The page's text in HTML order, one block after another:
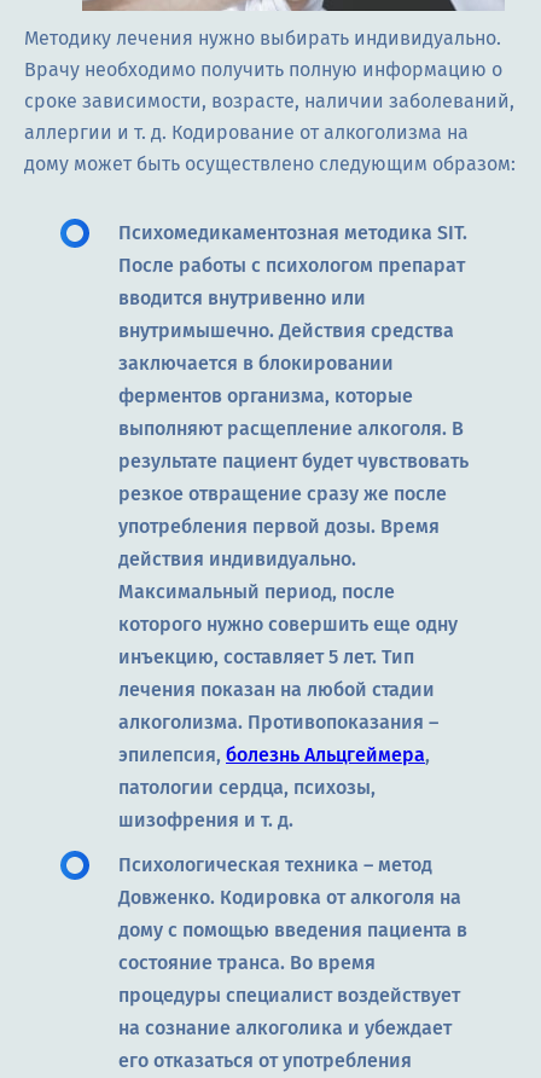
Методику лечения нужно выбирать индивидуально.
Врачу необходимо получить полную информацию о
сроке зависимости, возрасте, наличии заболеваний,
аллергии и т. д. Кодирование от алкоголизма на
дому может быть осуществлено следующим образом:
Психомедикаментозная методика SIT.
После работы с психологом препарат
вводится внутривенно или
внутримышечно. Действия средства
заключается в блокировании
ферментов организма, которые
выполняют расщепление алкоголя. В
результате пациент будет чувствовать
резкое отвращение сразу же после
употребления первой дозы. Время
действия индивидуально.
Максимальный период, после
которого нужно совершить еще одну
инъекцию, составляет 5 лет. Тип
лечения показан на любой стадии
алкоголизма. Противопоказания –
эпилепсия, болезнь Альцгеймера,
патологии сердца, психозы,
шизофрения и т. д.
Психологическая техника – метод
Довженко. Кодировка от алкоголя на
дому с помощью введения пациента в
состояние транса. Во время
процедуры специалист воздействует
на сознание алкоголика и убеждает
его отказаться от употребления